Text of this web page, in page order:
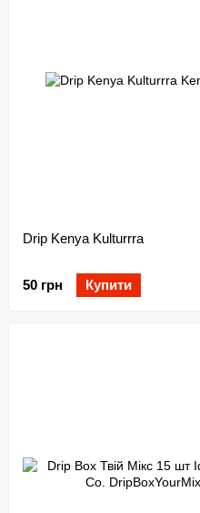
Drip Kenya Kulturrra
50 грн Купити